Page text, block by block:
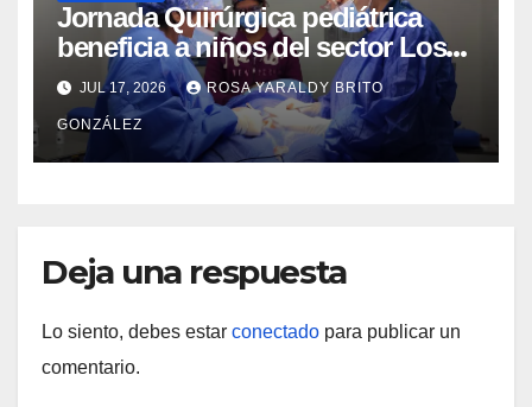
Jornada Quirúrgica pediátrica
beneficia a niños del sector Los
Curos
JUL 17, 2026 ROSA YARALDY BRITO
GONZÁLEZ
Deja una respuesta
Lo siento, debes estar conectado para publicar un
comentario.